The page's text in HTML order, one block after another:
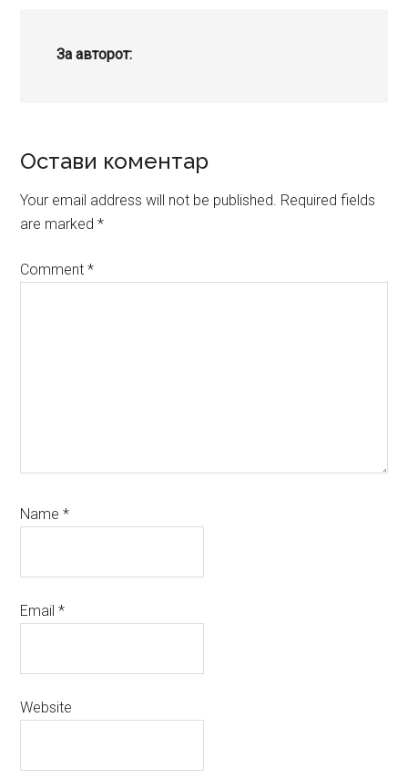
За авторот:
Reader
Interactions
Остави коментар
Your email address will not be published. Required fields
are marked*
Comment*
Name*
Email*
Website